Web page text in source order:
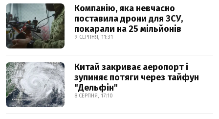
Компанію, яка невчасно
поставила дрони для ЗСУ,
покарали на 25 мільйонів
9 СЕРПНЯ, 11:31
Китай закриває аеропорт і
зупиняє потяги через тайфун
"Дельфін"
8 СЕРПНЯ, 17:10